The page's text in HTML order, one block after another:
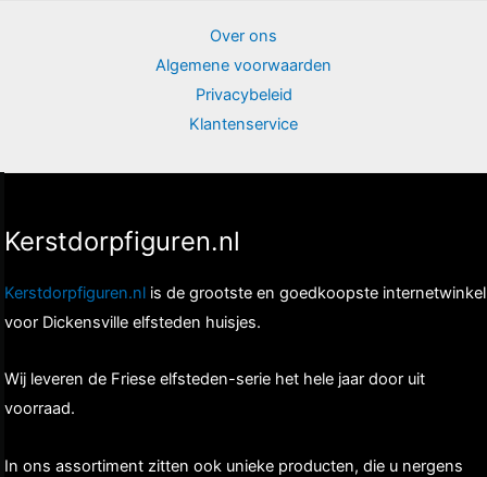
Over ons
Algemene voorwaarden
Privacybeleid
Klantenservice
Kerstdorpfiguren.nl
Kerstdorpfiguren.nl is de grootste en goedkoopste internetwinkel
voor Dickensville elfsteden huisjes.
Wij leveren de Friese elfsteden-serie het hele jaar door uit
voorraad.
In ons assortiment zitten ook unieke producten, die u nergens